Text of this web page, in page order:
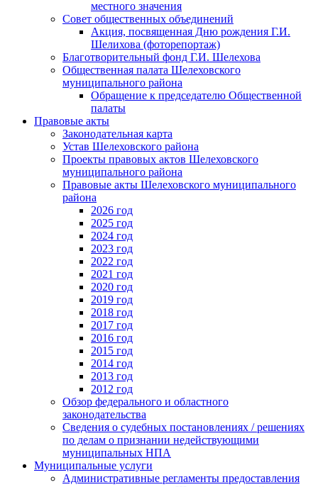
местного значения
Совет общественных объединений
Акция, посвященная Дню рождения Г.И.
Шелихова (фоторепортаж)
Благотворительный фонд Г.И. Шелехова
Общественная палата Шелеховского
муниципального района
Обращение к председателю Общественной
палаты
Правовые акты
Законодательная карта
Устав Шелеховского района
Проекты правовых актов Шелеховского
муниципального района
Правовые акты Шелеховского муниципального
района
2026 год
2025 год
2024 год
2023 год
2022 год
2021 год
2020 год
2019 год
2018 год
2017 год
2016 год
2015 год
2014 год
2013 год
2012 год
Обзор федерального и областного
законодательства
Сведения о судебных постановлениях / решениях
по делам о признании недействующими
муниципальных НПА
Муниципальные услуги
Административные регламенты предоставления